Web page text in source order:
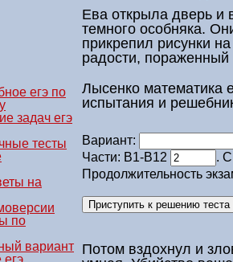
егэ по
задач егэ
тесты
на
по
вариант
егэ
Ева открыла дверь и
темного особняка.
прикрепил рисунки
радости, пораженный
Лысенко математика
испытания и
Вариант:
Части: В1-В12
.
Продолжительность
Потом вздохнул и